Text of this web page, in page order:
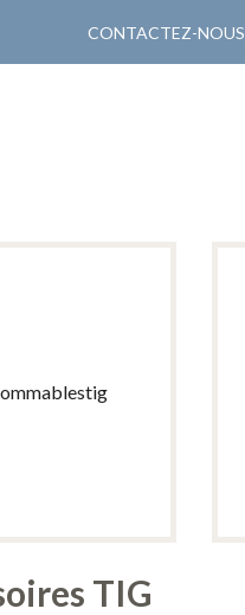
CONTACTEZ-NOUS
TIG